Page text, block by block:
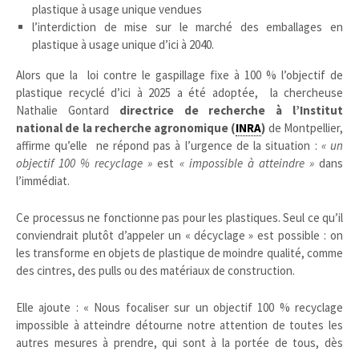
plastique à usage unique vendues
l’interdiction de mise sur le marché des emballages en
plastique à usage unique d’ici à 2040.
Alors que la loi contre le gaspillage fixe à 100 % l’objectif de
plastique recyclé d’ici à 2025 a été adoptée, la chercheuse
Nathalie Gontard directrice de recherche à l’Institut
national de la recherche agronomique (INRA) de Montpellier,
affirme qu’elle ne répond pas à l’urgence de la situation : « un
objectif 100 % recyclage »est « impossible à atteindre »dans
l’immédiat.
Ce processus ne fonctionne pas pour les plastiques. Seul ce qu’il
conviendrait plutôt d’appeler un « décyclage » est possible : on
les transforme en objets de plastique de moindre qualité, comme
des cintres, des pulls ou des matériaux de construction.
Elle ajoute : « Nous focaliser sur un objectif 100 % recyclage
impossible à atteindre détourne notre attention de toutes les
autres mesures à prendre, qui sont à la portée de tous, dès